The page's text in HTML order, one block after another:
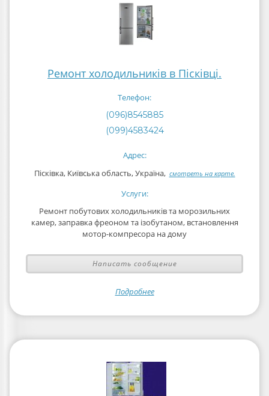
Ремонт холодильників в Пісківці.
Телефон:
(096)8545885
(099)4583424
Адрес:
Пісківка, Київська область, Україна, смотреть на карте.
Услуги:
Ремонт побутових холодильників та морозильних
камер, заправка фреоном та ізобутаном, встановлення
мотор-компресора на дому
Написать сообщение
Подробнее